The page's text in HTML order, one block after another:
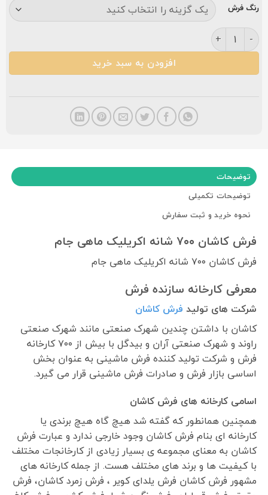
رنگ فرش
فرش کاشان ۷۰۰ شانه اکریلیک ماهی جام عدد
افزودن به سبد خرید
توضیحات
توضیحات تکمیلی
نحوه خرید و ثبت سفارش
فرش کاشان ۷۰۰ شانه اکریلیک ماهی جام
فرش کاشان ۷۰۰ شانه اکریلیک ماهی جام
معرفی کارخانه سازنده فرش
شرکت های تولید فرش کاشان
کاشان با داشتن چندین شهرک صنعتی مانند شهرک صنعتی
راوند و شهرک صنعتی آران و بیدگل با بیش از ۷۰۰ کارخانه
فرش و شرکت تولید کننده فرش ماشینی به عنوان بخش
اساسی بازار فرش و صادرات فرش ماشینی قرار می گیرد.
اسامی کارخانه های فرش کاشان
همچنین همانطور که گفته شد هیچ گاه هیچ برندی یا
کارخانه ای بنام فرش کاشان وجود خارجی ندارد و عبارت فرش
کاشان به معنای مجموعه ی بسیار زیادی از کارخانجات مختلف
با کیفیت ها و برند های مختلف هست. از جمله کارخانه های
مشهور فرش کاشان فرش یلدای کویر ، فرش زمرد کاشان، فرش